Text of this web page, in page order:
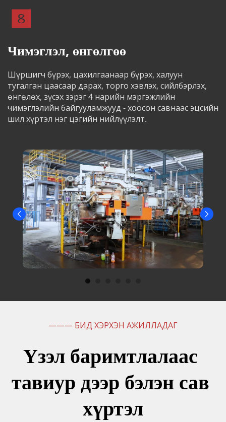
Чимэглэл, өнгөлгөө
Шүршигч бүрэх, цахилгаанаар бүрэх, халуун
тугалган цаасаар дарах, торго хэвлэх, сийлбэрлэх,
өнгөлөх, зүсэх зэрэг 4 нарийн мэргэжлийн
чимэглэлийн байгууламжууд - хоосон савнаас эцсийн
шил хүртэл нэг цэгийн нийлүүлэлт.
——— БИД ХЭРХЭН АЖИЛЛАДАГ
Үзэл баримтлалаас
тавиур дээр бэлэн сав
хүртэл